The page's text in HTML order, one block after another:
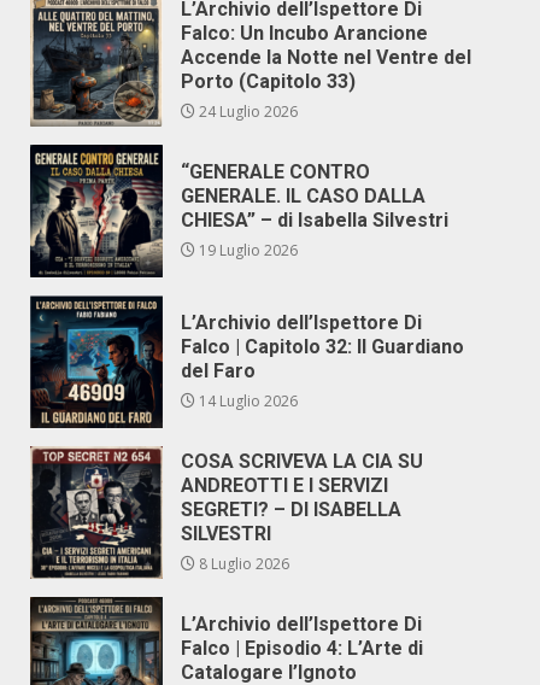
L’Archivio dell’Ispettore Di
Falco: Un Incubo Arancione
Accende la Notte nel Ventre del
Porto (Capitolo 33)
24 Luglio 2026
“GENERALE CONTRO
GENERALE. IL CASO DALLA
CHIESA” – di Isabella Silvestri
19 Luglio 2026
L’Archivio dell’Ispettore Di
Falco | Capitolo 32: Il Guardiano
del Faro
14 Luglio 2026
COSA SCRIVEVA LA CIA SU
ANDREOTTI E I SERVIZI
SEGRETI? – DI ISABELLA
SILVESTRI
8 Luglio 2026
L’Archivio dell’Ispettore Di
Falco | Episodio 4: L’Arte di
Catalogare l’Ignoto